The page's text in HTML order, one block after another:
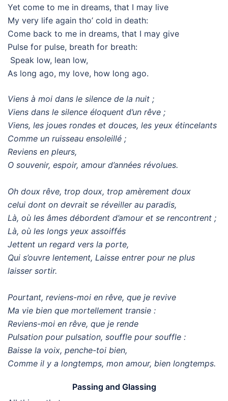
Yet come to me in dreams, that I may live
My very life again tho’ cold in death:
Come back to me in dreams, that I may give
Pulse for pulse, breath for breath:
Speak low, lean low,
As long ago, my love, how long ago.
Viens à moi dans le silence de la nuit ;
Viens dans le silence éloquent d’un rêve ;
Viens, les joues rondes et douces, les yeux étincelants
Comme un ruisseau ensoleillé ;
Reviens en pleurs,
O souvenir, espoir, amour d’années révolues.
Oh doux rêve, trop doux, trop amèrement doux
celui dont on devrait se réveiller au paradis,
Là, où les âmes débordent d’amour et se rencontrent ;
Là, où les longs yeux assoiffés
Jettent un regard vers la porte,
Qui s’ouvre lentement, Laisse entrer pour ne plus
laisser sortir.
Pourtant, reviens-moi en rêve, que je revive
Ma vie bien que mortellement transie :
Reviens-moi en rêve, que je rende
Pulsation pour pulsation, souffle pour souffle :
Baisse la voix, penche-toi bien,
Comme il y a longtemps, mon amour, bien longtemps.
Passing and Glassing